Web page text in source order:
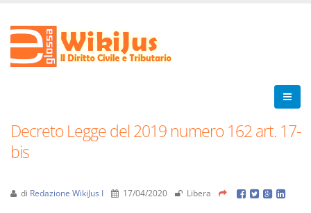
Decreto Legge del 2019 numero 162 art. 17-
bis
di Redazione WikiJus I 17/04/2020 Libera